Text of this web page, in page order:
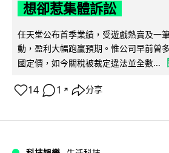
想卻惹集體訴訟
任天堂公布首季業績，受遊戲熱賣及一
動，盈利大幅跑贏預期。惟公司早前曾
國定價，如今關稅被裁定違法並全數...
14 1 ↗ 分享